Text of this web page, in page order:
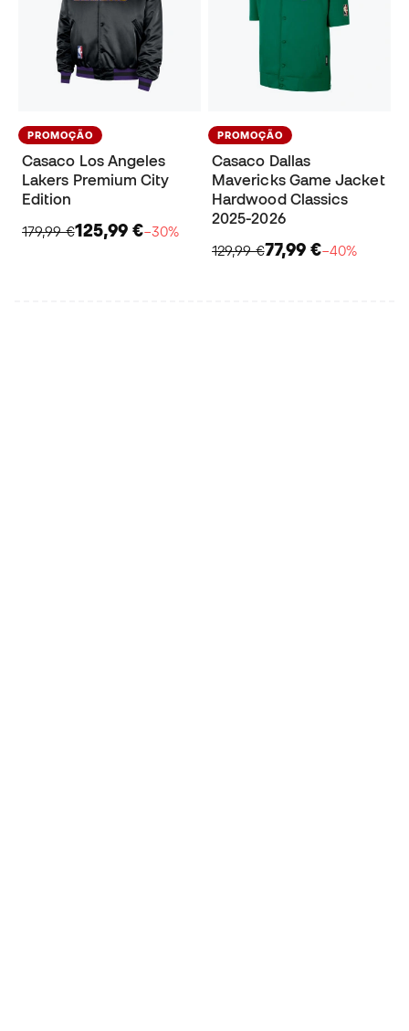
PROMOÇÃO
Casaco Los Angeles
Lakers Premium City
Edition
179,99 €125,99 €−30%
PROMOÇÃO
Casaco Dallas
Mavericks Game Jacket
Hardwood Classics
2025-2026
129,99 €77,99 €−40%